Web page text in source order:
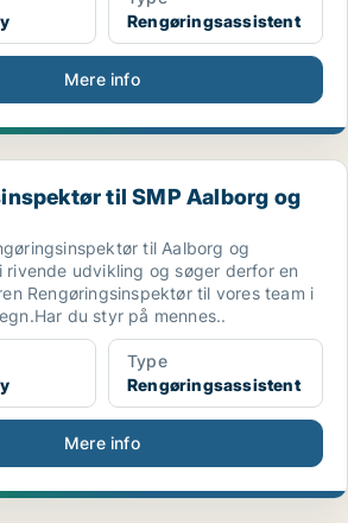
Rengøringsassistent
Mere info
til SMP Aalborg og omegn
til SMP Aalborg og
til Aalborg og
rivende udvikling og søger derfor en
Rengøringsinspektør til vores team i
du styr på mennes..
Type
Rengøringsassistent
Mere info